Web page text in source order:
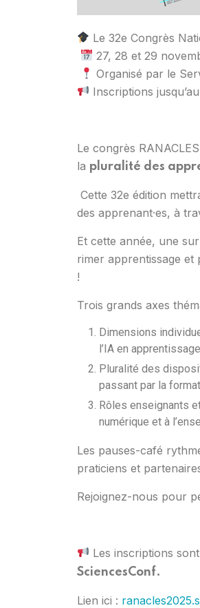
Le 32e Congrès
27, 28 et 29
Organisé par le
Inscriptions
Le congrès
la pluralité des
Cette 32e édition
des apprenant·es, à
Et cette année, une
rimer apprentissage et
!
Trois grands axes
Dimensions
l’IA en
Pluralité des
passant par la
Rôles enseignants
numérique et à
Les pauses-café
praticiens et
Rejoignez-nous pour
Les inscriptions
SciencesConf.
Lien ici :